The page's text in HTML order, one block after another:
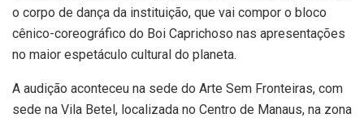
o corpo de dança da instituição, que vai compor o bloco
cênico-coreográfico do Boi Caprichoso nas apresentações
no maior espetáculo cultural do planeta.
A audição aconteceu na sede do Arte Sem Fronteiras, com
sede na Vila Betel, localizada no Centro de Manaus, na zona